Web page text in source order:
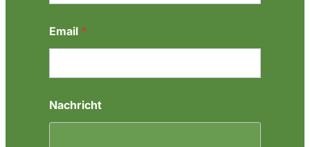
Email *
a
m
Nachricht